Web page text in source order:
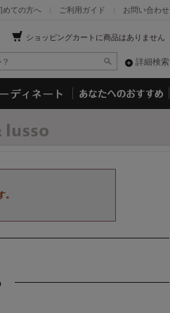
お問い合わせ
ご利用ガイド
めての方へ
ショッピングカートに商品はありません
詳細検索